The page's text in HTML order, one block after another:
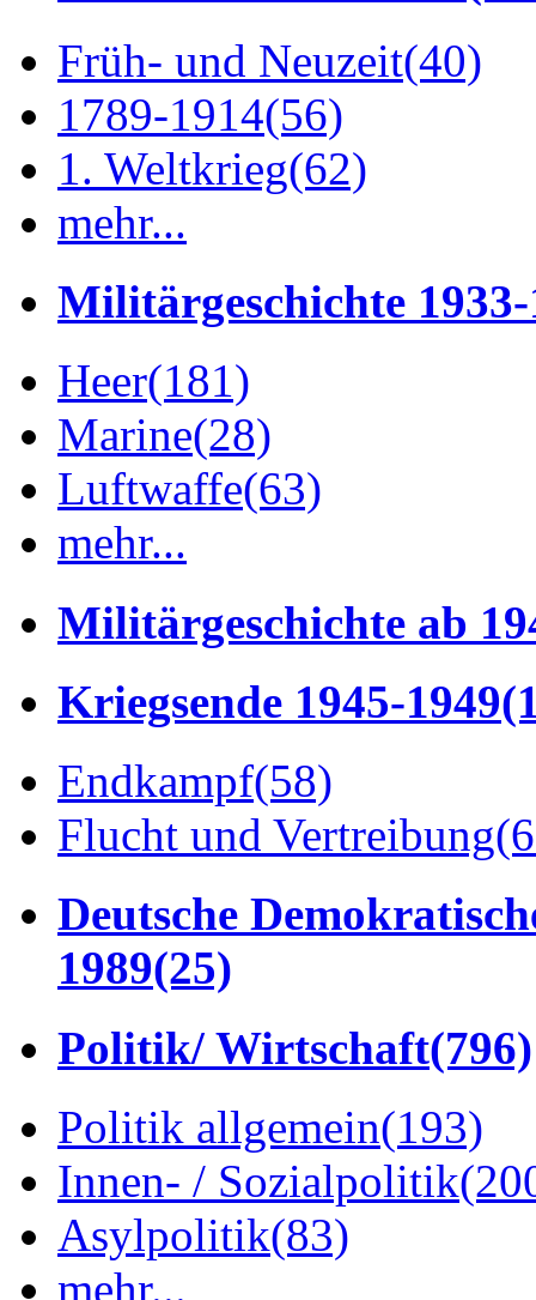
Früh- und Neuzeit(40)
1789-1914(56)
1. Weltkrieg(62)
mehr...
Militärgeschichte 1933-
Heer(181)
Marine(28)
Luftwaffe(63)
mehr...
Militärgeschichte ab
Kriegsende 1945-1949
Endkampf(58)
Flucht und Vertreibung
Deutsche
1989(25)
Politik/ Wirtschaft(796)
Politik allgemein(193)
Innen- / Sozialpolitik
Asylpolitik(83)
mehr...